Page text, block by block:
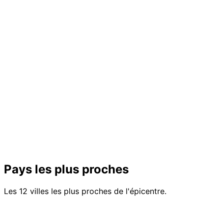
Pays les plus proches
Les 12 villes les plus proches de l'épicentre.